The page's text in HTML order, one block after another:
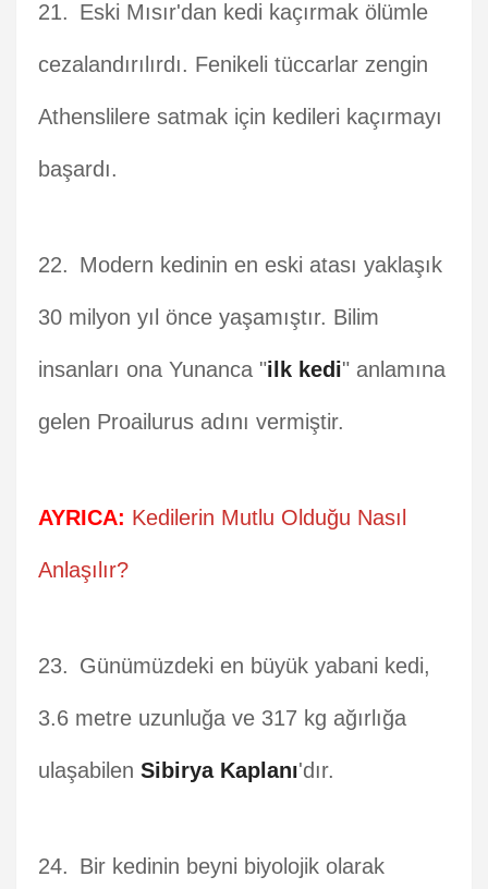
Eski Mısır'dan kedi kaçırmak ölümle
cezalandırılırdı. Fenikeli tüccarlar zengin
Athenslilere satmak için kedileri kaçırmayı
başardı.
Modern kedinin en eski atası yaklaşık
30 milyon yıl önce yaşamıştır. Bilim
insanları ona Yunanca "ilk kedi" anlamına
gelen Proailurus adını vermiştir.
AYRICA: Kedilerin Mutlu Olduğu Nasıl
Anlaşılır?
Günümüzdeki en büyük yabani kedi,
3.6 metre uzunluğa ve 317 kg ağırlığa
ulaşabilen Sibirya Kaplanı'dır.
Bir kedinin beyni biyolojik olarak